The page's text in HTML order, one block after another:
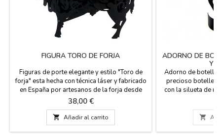
FIGURA TORO DE FORJA
Figuras de porte elegante y estilo "Toro de
forja" esta hecha con técnica láser y fabricado
en España por artesanos de la forja desde
1890, diseño exclusivo. Ideal para regalos de
eventos, cumpleaños y para los mas
aficionados al mundo taurino. Tenemos cuatro
tamaños: Pequeño: 14 x 8 x 3 cm. Mediano:
20 x 13 x 7 cm Grande: 30 x 19 x 11 cm Muy
Precio
38,00 €
 Añadir al carrito
ADORNO DE
Y
Adorno de botella
precioso
con la silueta de
botellero. (botella
cm. x 7,5
